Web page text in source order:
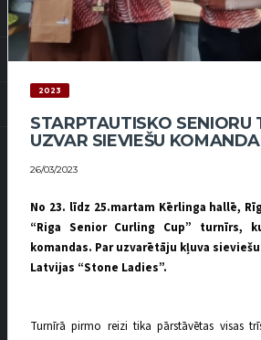
2023
STARPTAUTISKO SENIORU
UZVAR SIEVIEŠU
26/03/2023
No 23. līdz 25.martam Kērlinga hallē,
“Riga Senior Curling Cup” turnīrs,
komandas. Par uzvarētāju kļuva
Latvijas “Stone Ladies”.
Turnīrā pirmo reizi tika pārstāvētas visas